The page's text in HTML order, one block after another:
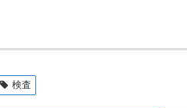
検査